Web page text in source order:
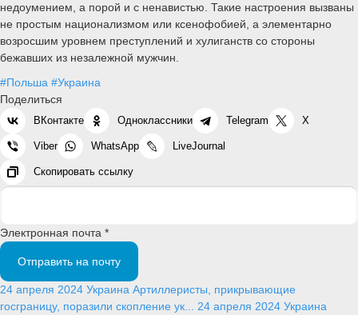
недоумением, а порой и с ненавистью. Такие настроения вызваны
не простым национализмом или ксенофобией, а элементарно
возросшим уровнем преступлений и хулиганств со стороны
бежавших из незалежной мужчин.
#Польша #Украина
Поделиться
ВКонтакте Одноклассники Telegram X
Viber WhatsApp LiveJournal
Скопировать ссылку
Электронная почта *
Отправить на почту
24 апреля 2024 Украина Артиллеристы, прикрывающие
госграницу, поразили скопление ук... 24 апреля 2024 Украина